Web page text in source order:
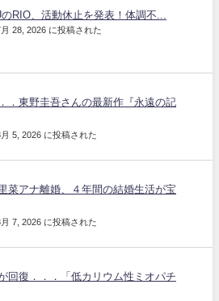
のRIO、活動休止を発表！体調不...
28, 2026 に投稿された
．東野圭吾さんの最新作『永遠の記
5, 2026 に投稿された
菜アナ離婚、４年間の結婚生活が宝
7, 2026 に投稿された
回復．．．「低カリウム性ミオパチ